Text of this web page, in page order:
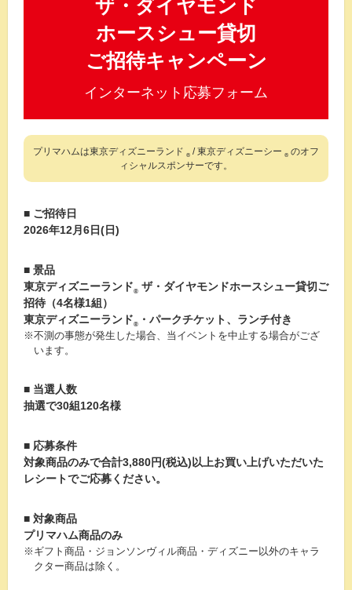
ザ・ダイヤモンド
ホースシュー貸切
ご招待キャンペーン
インターネット応募フォーム
プリマハムは東京ディズニーランド ® / 東京ディズニーシー ® のオフ
ィシャルスポンサーです。
■ ご招待日
2026年12月6日(日)
■ 景品
東京ディズニーランド® ザ・ダイヤモンドホースシュー貸切ご
招待（4名様1組）
東京ディズニーランド® ・パークチケット、ランチ付き
※不測の事態が発生した場合、当イベントを中止する場合がござ
います。
■ 当選人数
抽選で30組120名様
■ 応募条件
対象商品のみで合計3,880円(税込)以上お買い上げいただいた
レシートでご応募ください。
■ 対象商品
プリマハム商品のみ
※ギフト商品・ジョンソンヴィル商品・ディズニー以外のキャラ
クター商品は除く。